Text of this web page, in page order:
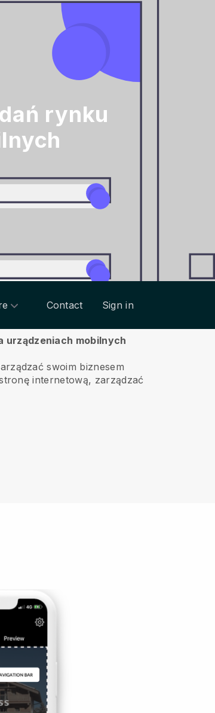
rynku
Contact Sign in
urządzeniach mobilnych
swoim biznesem
internetową, zarządzać